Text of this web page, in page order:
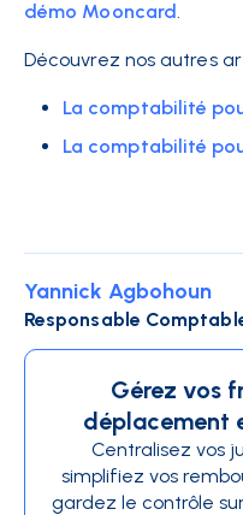
démo Mooncard.
Découvrez nos autres
La comptabilité
La comptabilité
Yannick Agbohoun
Responsable
Gérez vos
déplacement
Centralisez vos
simplifiez vos
gardez le contrôle